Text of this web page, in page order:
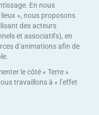
En nous
», nous proposons
des acteurs
et associatifs), en
d’animations afin de
le côté « Terre »
travaillons à « l’effet